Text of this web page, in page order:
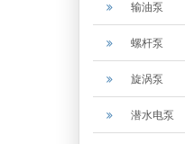
输油泵
螺杆泵
旋涡泵
潜水电泵